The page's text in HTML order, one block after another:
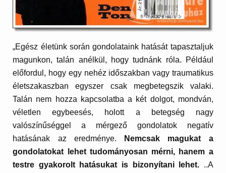
„Egész életünk során gondolataink hatását tapasztaljuk
magunkon, talán anélkül, hogy tudnánk róla. Például
előfordul, hogy egy nehéz időszakban vagy traumatikus
életszakaszban egyszer csak megbetegszik valaki.
Talán nem hozza kapcsolatba a két dolgot, mondván,
véletlen egybeesés, holott a betegség nagy
valószínűséggel a mérgező gondolatok negatív
hatásának az eredménye.
Nemcsak magukat a
gondolatokat lehet tudományosan mérni, hanem a
testre gyakorolt hatásukat is bizonyítani lehet. ..A